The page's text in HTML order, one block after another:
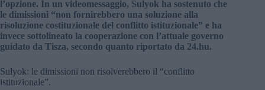
l’opzione. In un videomessaggio, Sulyok ha sostenuto che
le dimissioni “non fornirebbero una soluzione alla
risoluzione costituzionale del conflitto istituzionale” e ha
invece sottolineato la cooperazione con l’attuale governo
guidato da Tisza, secondo quanto riportato da 24.hu.
Sulyok: le dimissioni non risolverebbero il “conflitto
istituzionale”.